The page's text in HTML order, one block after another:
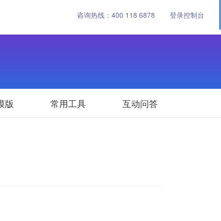
咨询热线： 400 118 6878 登录控制台
版 常用工具 互动问答